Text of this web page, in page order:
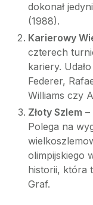
dokonał
(1988).
Karierowy
czterech
kariery.
Federer,
Williams czy
Złoty Szlem –
Polega na
olimpijskiego
historii, która
Graf.